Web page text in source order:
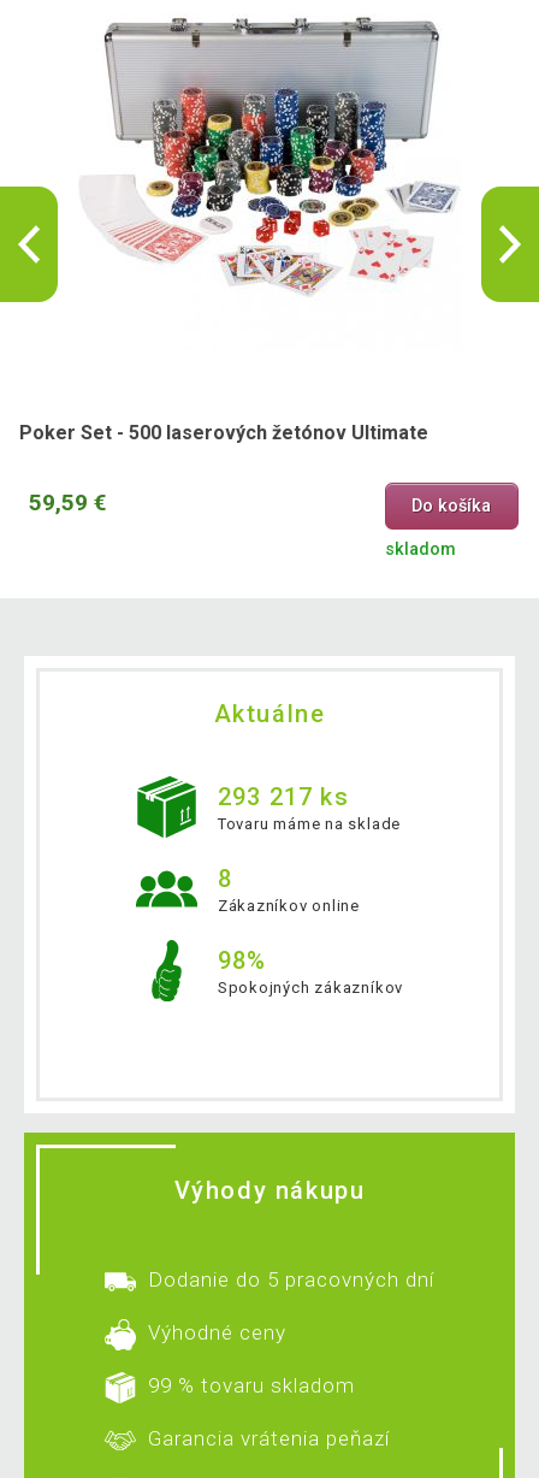
Poker Set - 500 laserových žetónov Ultimate
59,59 € Do košíka
skladom
Aktuálne
293 217 ks
Tovaru máme na sklade
8
Zákazníkov online
98%
Spokojných zákazníkov
Výhody nákupu
Dodanie do 5 pracovných dní
Výhodné ceny
99 % tovaru skladom
Garancia vrátenia peňazí